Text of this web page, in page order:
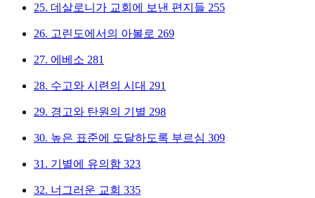
25. 데살로니가 교회에 보낸 편지들 255
26. 고린도에서의 아볼로 269
27. 에베소 281
28. 수고와 시련의 시대 291
29. 경고와 탄원의 기별 298
30. 높은 표준에 도달하도록 부르심 309
31. 기별에 유의함 323
32. 너그러운 교회 335